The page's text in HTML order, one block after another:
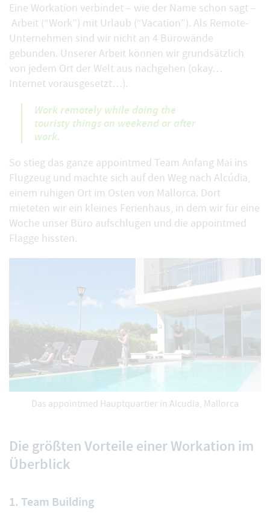
Eine Workation verbindet – wie der Name schon sagt –
Arbeit (“Work”) mit Urlaub (“Vacation”). Als Remote-
Unternehmen sind wir nicht an 4 Bürowände
gebunden. Unserer Arbeit können wir grundsätzlich
von jedem Ort der Welt aus nachgehen (okay…
Internet vorausgesetzt…).
Work remotely while doing the
touristy things on weekend or after
work.
So stieg das ganze appointmed Team Anfang Mai ins
Flugzeug und machte sich auf den Weg nach Alcúdia,
einem ruhigen Ort im Osten von Mallorca. Dort
mieteten wir ein kleines Ferienhaus, in dem wir für eine
Woche unser Büro aufschlugen und die appointmed
Flagge hissten.
Das appointmed Hauptquartier in Alcudia, Mallorca
Die größten Vorteile einer Workation im
Überblick
1. Team Building